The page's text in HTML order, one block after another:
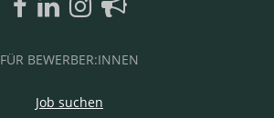
FÜR BEWERBER:INNEN
Job suchen